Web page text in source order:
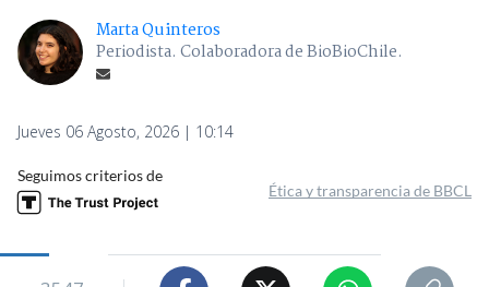
Marta Quinteros
Periodista. Colaboradora de BioBioChile.
Jueves 06 Agosto, 2026 | 10:14
Seguimos criterios de
Ética y transparencia de BBCL